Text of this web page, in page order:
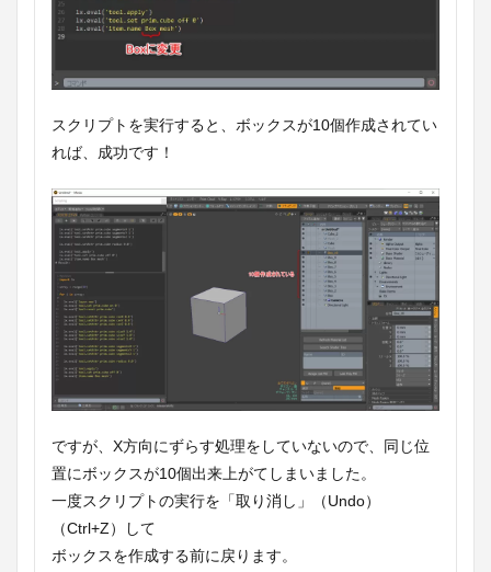
スクリプトを実行すると、ボックスが10個作成されてい
れば、成功です！
ですが、X方向にずらす処理をしていないので、同じ位
置にボックスが10個出来上がてしまいました。
一度スクリプトの実行を「取り消し」（Undo）
（Ctrl+Z）して
ボックスを作成する前に戻ります。